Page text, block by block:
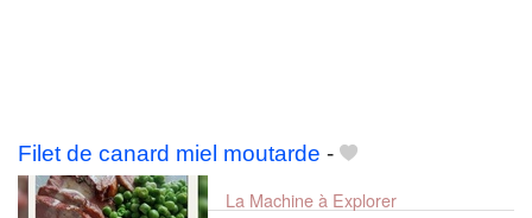
Filet de canard miel moutarde -
La Machine à Explorer